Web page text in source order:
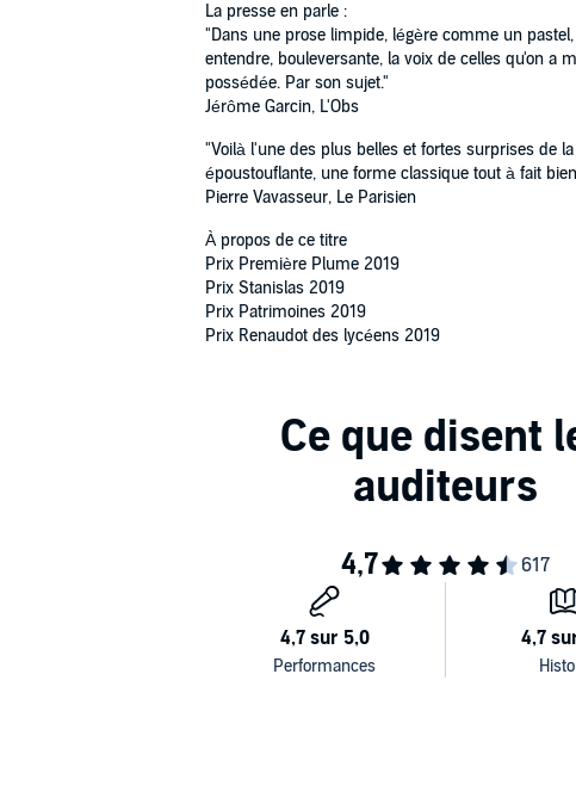
Sur la liste des 30 livres de l'année 2019 du magazine
Ce roman a été adapté en film par Mélanie Laurent.
La presse en parle :
"Dans une prose limpide, légère comme un
entendre, bouleversante, la voix de celles qu'on a
possédée. Par son sujet."
Jérôme Garcin, L'Obs
"Voilà l'une des plus belles et fortes surprises de
époustouflante, une forme classique tout à fait
Pierre Vavasseur, Le Parisien
À propos de ce titre
Prix Première Plume 2019
Prix Stanislas 2019
Prix Patrimoines 2019
Prix Renaudot des lycéens 2019